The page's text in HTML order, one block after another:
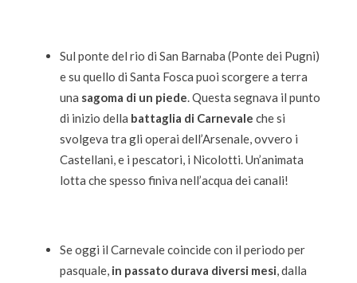
Sul ponte del rio di San Barnaba (Ponte dei Pugni)
e su quello di Santa Fosca puoi scorgere a terra
una sagoma di un piede. Questa segnava il punto
di inizio della battaglia di Carnevale che si
svolgeva tra gli operai dell’Arsenale, ovvero i
Castellani, e i pescatori, i Nicolotti. Un’animata
lotta che spesso finiva nell’acqua dei canali!
Se oggi il Carnevale coincide con il periodo per
pasquale, in passato durava diversi mesi, dalla